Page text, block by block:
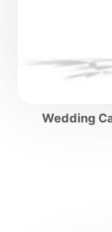
Wedding